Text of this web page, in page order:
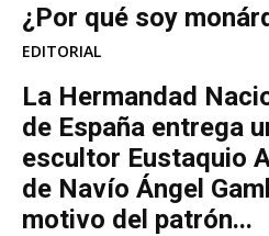
¿Por qué soy
EDITORIAL
La Hermandad
de España entrega
escultor Eustaquio
de Navío Ángel
motivo del patrón...